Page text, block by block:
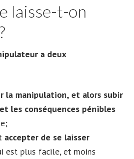
laisse-t-on
a deux
la manipulation, et alors subir
les conséquences pénibles
accepter de se laisser
est plus facile, et moins